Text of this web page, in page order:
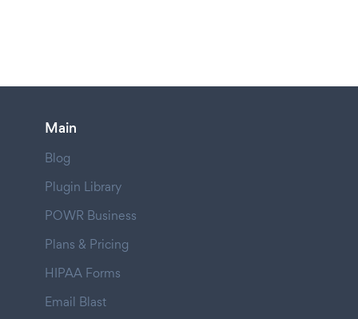
Main
Blog
Plugin Library
POWR Business
Plans & Pricing
HIPAA Forms
Email Blast